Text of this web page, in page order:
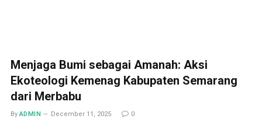
Menjaga Bumi sebagai Amanah: Aksi
Ekoteologi Kemenag Kabupaten Semarang
dari Merbabu
By ADMIN December 11, 2025 0